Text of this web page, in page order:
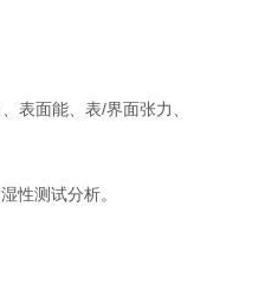
表面能、表/界面张力、
性测试分析。